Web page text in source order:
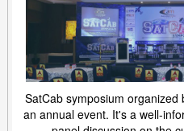
SatCab symposium
an annual event. It's a well-